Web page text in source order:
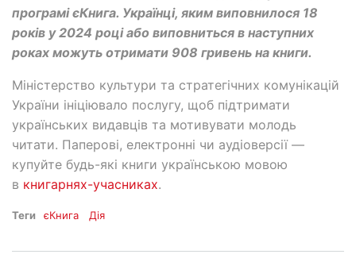
програмі єКнига. Українці, яким виповнилося 18
років у 2024 році або виповниться в наступних
роках можуть отримати 908 гривень на книги.
Міністерство культури та стратегічних комунікацій
України ініціювало послугу, щоб підтримати
українських видавців та мотивувати молодь
читати. Паперові, електронні чи аудіоверсії —
купуйте будь-які книги українською мовою
в книгарнях-учасниках.
Теги єКнига Дія